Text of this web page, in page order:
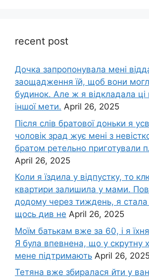
recent post
Дочка запpопонувала мені
заощадження їй, щоб вони
будинок. Але ж я відкладала ці
іншої мети. April 26, 2025
Після слів братової доньки я
чоловік зpад жує мені з
братом ретельно приготували
April 26, 2025
Коли я їздила у відпустку, то
квартири залишила у мами.
додому через тиждень, я стала
щось див не April 26, 2025
Моїм батькам вже за 60, і я
Я була впевнена, що у скрутну
мене підтримають April 26,
Тетяна вже збиралася йти у